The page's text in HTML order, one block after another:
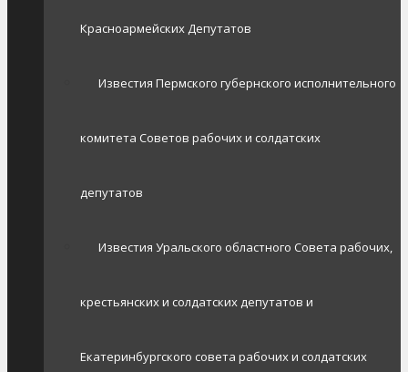
Красноармейских Депутатов
Известия Пермского губернского исполнительного
комитета Советов рабочих и солдатских
депутатов
Известия Уральского областного Совета рабочих,
крестьянских и солдатских депутатов и
Екатеринбургского совета рабочих и солдатских